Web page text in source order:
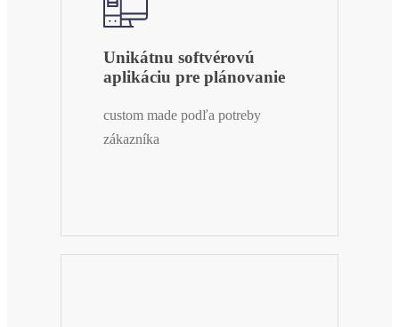
Unikátnu softvérovú
aplikáciu pre plánovanie
custom made podľa potreby
zákazníka